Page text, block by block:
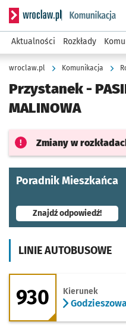
Serwis informacyjny
Aktualności Rozkłady
wroclaw.pl Komunikacja
Przystanek -
MALINOWA
Zmiany w
Poradnik Mieszkańca
Znajdź odpowiedź!-
LINIE AUTOBUSOWE
930 - kierunek
930 Kierunek